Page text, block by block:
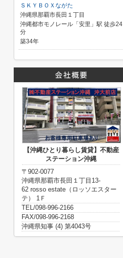
ＳＫＹＢＯＸながた
沖縄県那覇市長田１丁目
沖縄都市モノレール「安里」駅 徒歩24
分
築34年
【沖縄ひとり暮らし賃貸】不動産
ステーション沖縄
〒902-0077
沖縄県那覇市長田１丁目13-
62 rosso estate（ロッソエスター
テ） 1Ｆ
TEL/098-996-2166
FAX/098-996-2168
沖縄県知事 (4) 第4043号